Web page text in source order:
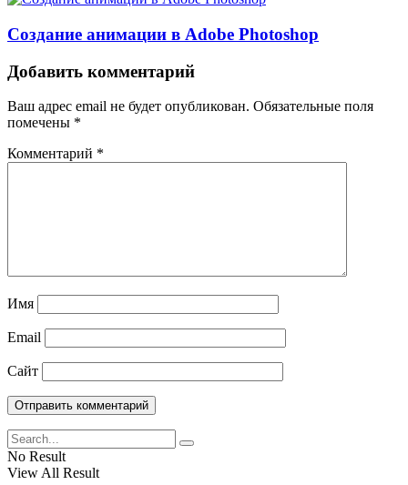
Создание анимации в Adobe Photoshop
Добавить комментарий
Ваш адрес email не будет опубликован. Обязательные поля
помечены *
Комментарий *
Имя
Email
Сайт
No Result
View All Result